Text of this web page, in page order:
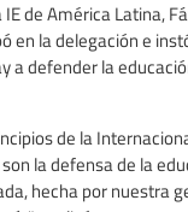
de América Latina,
en la delegación e
a defender la
de la
la defensa de la
hecha por nuestra